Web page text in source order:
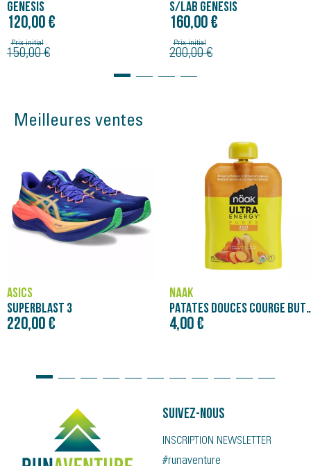
GENESIS
120,00 €
Prix initial
150,00 €
S/LAB GENESIS
160,00 €
Prix initial
200,00 €
Meilleures ventes
ASICS
SUPERBLAST 3
220,00 €
NÄAK
PATATES DOUCES COURGE
4,00 €
Suivez-nous
INSCRIPTION NEWSLETTER
#runaventure